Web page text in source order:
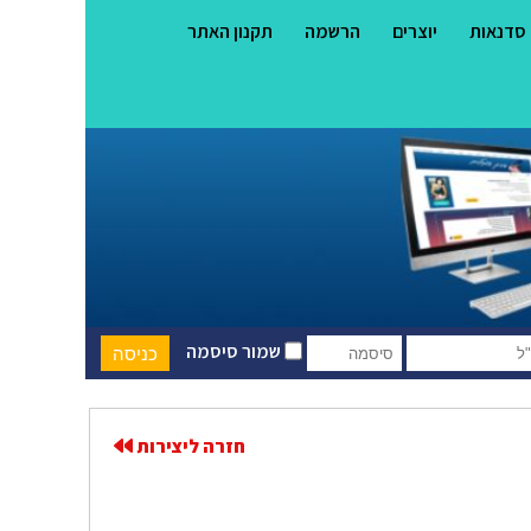
סדנאות יוצרים הרשמה תקנון האתר
שמור סיסמה
חזרה ליצירות